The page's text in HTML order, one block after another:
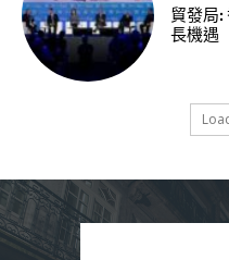
貿發局:
長機遇